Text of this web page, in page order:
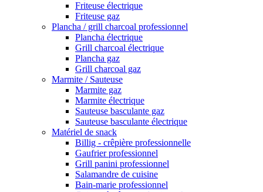
Friteuse électrique
Friteuse gaz
Plancha / grill charcoal professionnel
Plancha électrique
Grill charcoal électrique
Plancha gaz
Grill charcoal gaz
Marmite / Sauteuse
Marmite gaz
Marmite électrique
Sauteuse basculante gaz
Sauteuse basculante électrique
Matériel de snack
Billig - crêpière professionnelle
Gaufrier professionnel
Grill panini professionnel
Salamandre de cuisine
Bain-marie professionnel